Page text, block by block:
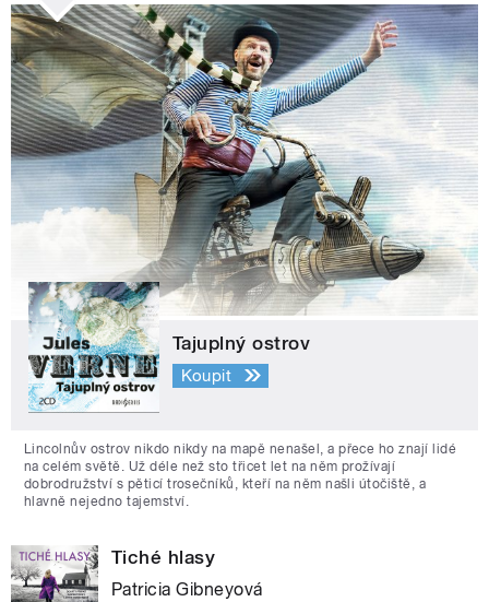
Tajuplný ostrov
Koupit
Lincolnův ostrov nikdo nikdy na mapě nenašel, a přece ho znají lidé
na celém světě. Už déle než sto třicet let na něm prožívají
dobrodružství s pěticí trosečníků, kteří na něm našli útočiště, a
hlavně nejedno tajemství.
Tiché hlasy
Patricia Gibneyová